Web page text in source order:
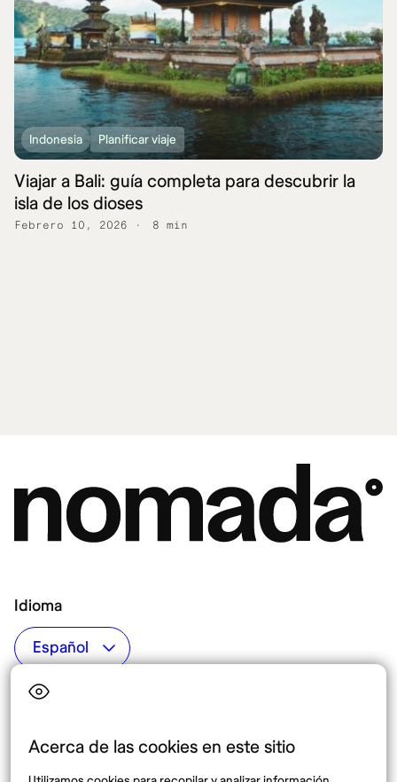
Acerca de las cookies en este sitio
Indonesia Planificar viaje
Viajar a Bali: guía completa para descubrir la
isla de los dioses
Febrero 10, 2026 8 min
Idioma
Top destinos
México
Destinos